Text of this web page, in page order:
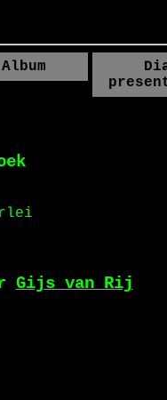
Album
Gijs van Rij